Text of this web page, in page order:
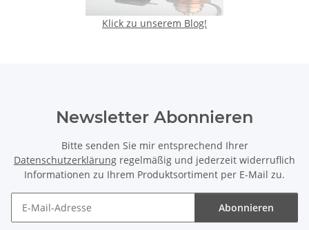
Klick zu unserem Blog!
Newsletter Abonnieren
Bitte senden Sie mir entsprechend Ihrer
Datenschutzerklärung regelmäßig und jederzeit widerruflich
Informationen zu Ihrem Produktsortiment per E-Mail zu.
Abonnieren